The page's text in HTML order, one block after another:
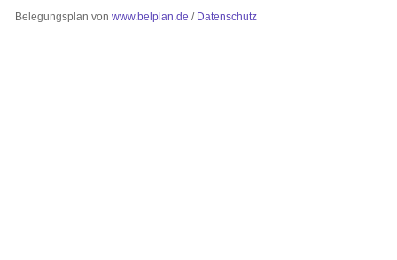
Belegungsplan von www.belplan.de / Datenschutz